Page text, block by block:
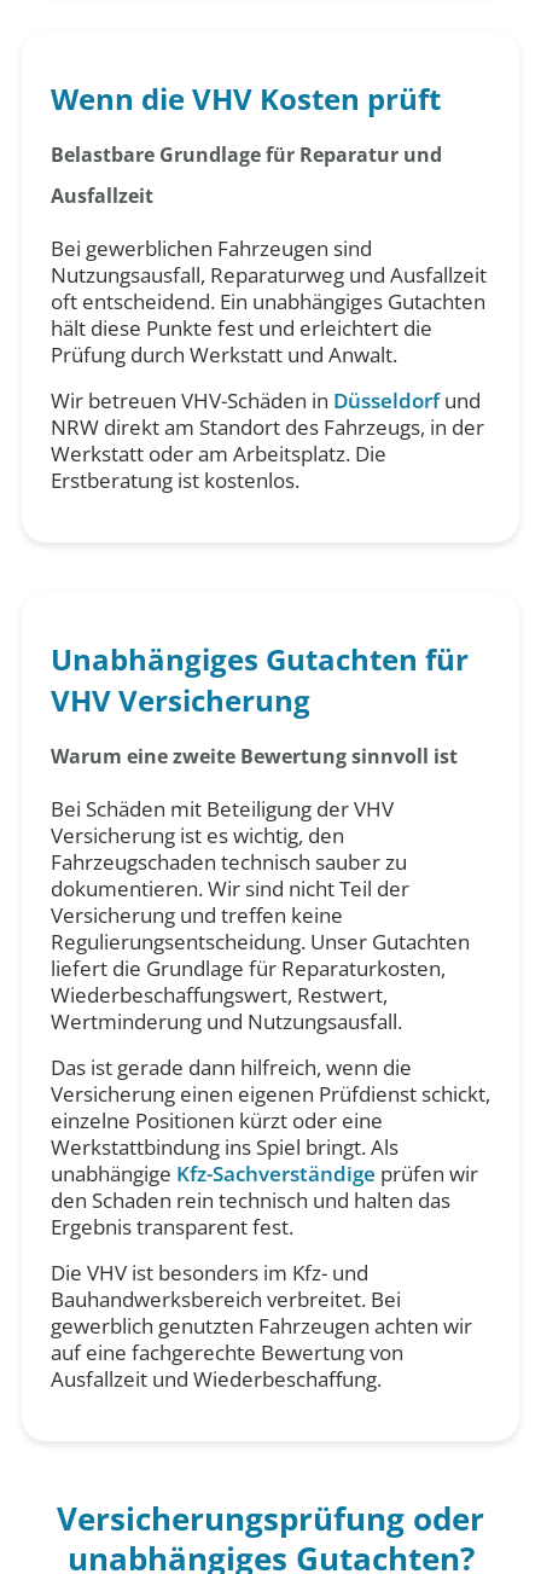
Wenn die VHV Kosten prüft
Belastbare Grundlage für Reparatur und
Ausfallzeit
Bei gewerblichen Fahrzeugen sind
Nutzungsausfall, Reparaturweg und Ausfallzeit
oft entscheidend. Ein unabhängiges Gutachten
hält diese Punkte fest und erleichtert die
Prüfung durch Werkstatt und Anwalt.
Wir betreuen VHV-Schäden in Düsseldorfund
NRW direkt am Standort des Fahrzeugs, in der
Werkstatt oder am Arbeitsplatz. Die
Erstberatung ist kostenlos.
Unabhängiges Gutachten für
VHV Versicherung
Warum eine zweite Bewertung sinnvoll ist
Bei Schäden mit Beteiligung der VHV
Versicherung ist es wichtig, den
Fahrzeugschaden technisch sauber zu
dokumentieren. Wir sind nicht Teil der
Versicherung und treffen keine
Regulierungsentscheidung. Unser Gutachten
liefert die Grundlage für Reparaturkosten,
Wiederbeschaffungswert, Restwert,
Wertminderung und Nutzungsausfall.
Das ist gerade dann hilfreich, wenn die
Versicherung einen eigenen Prüfdienst schickt,
einzelne Positionen kürzt oder eine
Werkstattbindung ins Spiel bringt. Als
unabhängige Kfz-Sachverständige prüfen wir
den Schaden rein technisch und halten das
Ergebnis transparent fest.
Die VHV ist besonders im Kfz- und
Bauhandwerksbereich verbreitet. Bei
gewerblich genutzten Fahrzeugen achten wir
auf eine fachgerechte Bewertung von
Ausfallzeit und Wiederbeschaffung.
Versicherungsprüfung oder
unabhängiges Gutachten?